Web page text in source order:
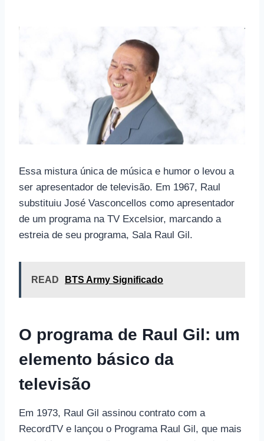
Essa mistura única de música e humor o levou a
ser apresentador de televisão. Em 1967, Raul
substituiu José Vasconcellos como apresentador
de um programa na TV Excelsior, marcando a
estreia de seu programa, Sala Raul Gil.
READ BTS Army Significado
O programa de Raul Gil: um
elemento básico da
televisão
Em 1973, Raul Gil assinou contrato com a
RecordTV e lançou o Programa Raul Gil, que mais